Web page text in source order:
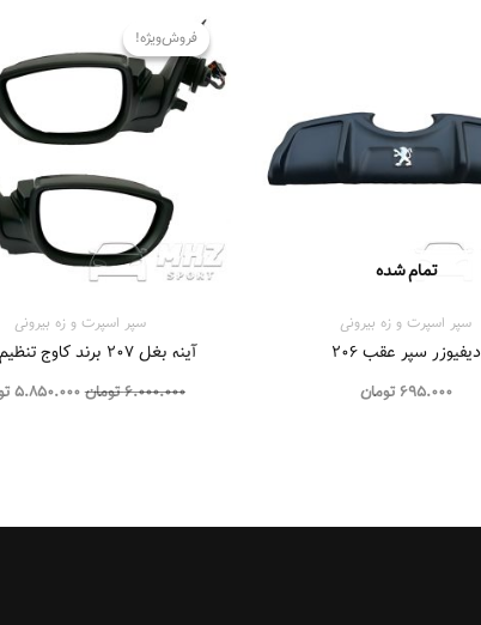
تمام شده
سپر اسپرت و زه بيرونی
دیفیوزر سپر عقب ۲۰۶
695.000 تومان
فروش‌ویژه!
فروش‌ویژه!
سپر اسپرت و زه بيرونی
آینه بغل ۲۰۷ برند کاوج تنظیم برقی
6.000.000 تومان
بود.
5.850.000